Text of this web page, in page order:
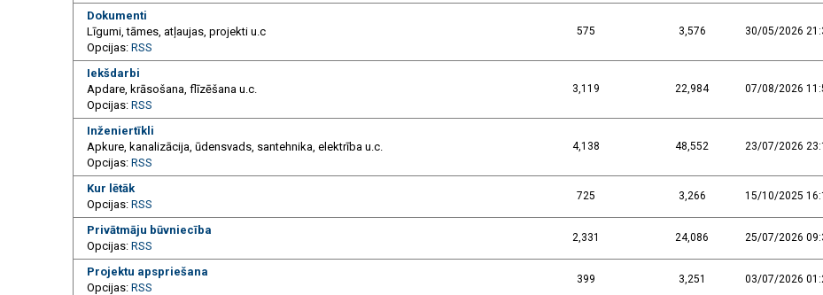
Dokumenti
Līgumi, tāmes, atļaujas, projekti u.c
Opcijas: RSS
575 3,576 30/05/2026
Iekšdarbi
Apdare, krāsošana, flīzēšana u.c.
Opcijas: RSS
3,119 22,984 07/08/2026
Inženiertīkli
Apkure, kanalizācija, ūdensvads, santehnika, elektrība u.c.
Opcijas: RSS
4,138 48,552 23/07/2026
Kur lētāk
Opcijas: RSS
725 3,266 15/10/2025
Privātmāju būvniecība
Opcijas: RSS
2,331 24,086 25/07/2026
Projektu apspriešana
Opcijas: RSS
399 3,251 03/07/2026